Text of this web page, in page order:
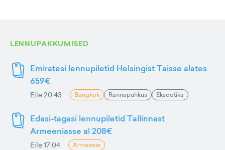
LENNUPAKKUMISED
Emiratesi lennupiletid Helsingist Taisse alates
659€
Eile 20:43 Bangkok Rannapuhkus Eksootika
Edasi-tagasi lennupiletid Tallinnast
Armeeniasse al 208€
Eile 17:04 Armeenia